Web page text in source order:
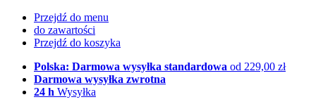
Przejdź do menu
do zawartości
Przejdź do koszyka
Polska: Darmowa wysyłka standardowa od 229,00 zł
Darmowa wysyłka zwrotna
24 h Wysyłka